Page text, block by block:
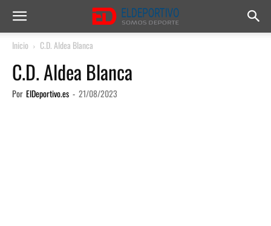
Inicio C.D. Aldea Blanca
C.D. Aldea Blanca
Por ElDeportivo.es - 21/08/2023